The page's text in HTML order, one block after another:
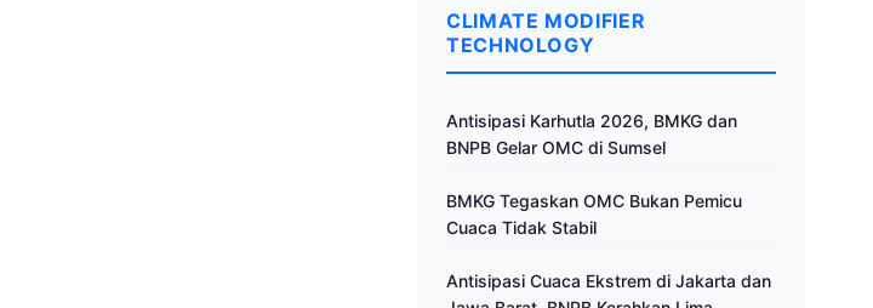
CLIMATE MODIFIER
TECHNOLOGY
Antisipasi Karhutla 2026, BMKG dan
BNPB Gelar OMC di Sumsel
BMKG Tegaskan OMC Bukan Pemicu
Cuaca Tidak Stabil
Antisipasi Cuaca Ekstrem di Jakarta dan